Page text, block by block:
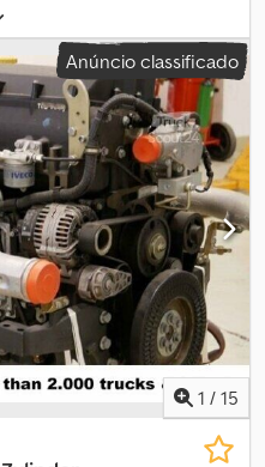
de eixo:
cor:branco, tipo de
emissão:Euro 6 , largura total:
Equipamento:
ABS, ar
programa eletrónico de
X570, apenas 280.800 km, nova
novo filtro de partículas,
alemão, 570 CV. X Way
à esquerda. Venda apenas
setor. Sem responsabilidade
Cjdpfxsv Uuxle Ab Eorf
Sujeito a venda prévia.
Anúncio classificado
1 / 15